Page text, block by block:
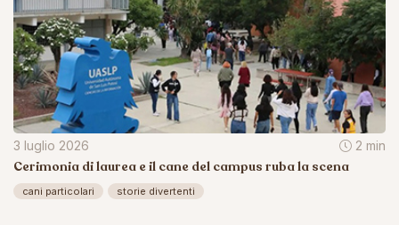
3 luglio 2026 2 min
Cerimonia di laurea e il cane del campus ruba la scena
cani particolari storie divertenti